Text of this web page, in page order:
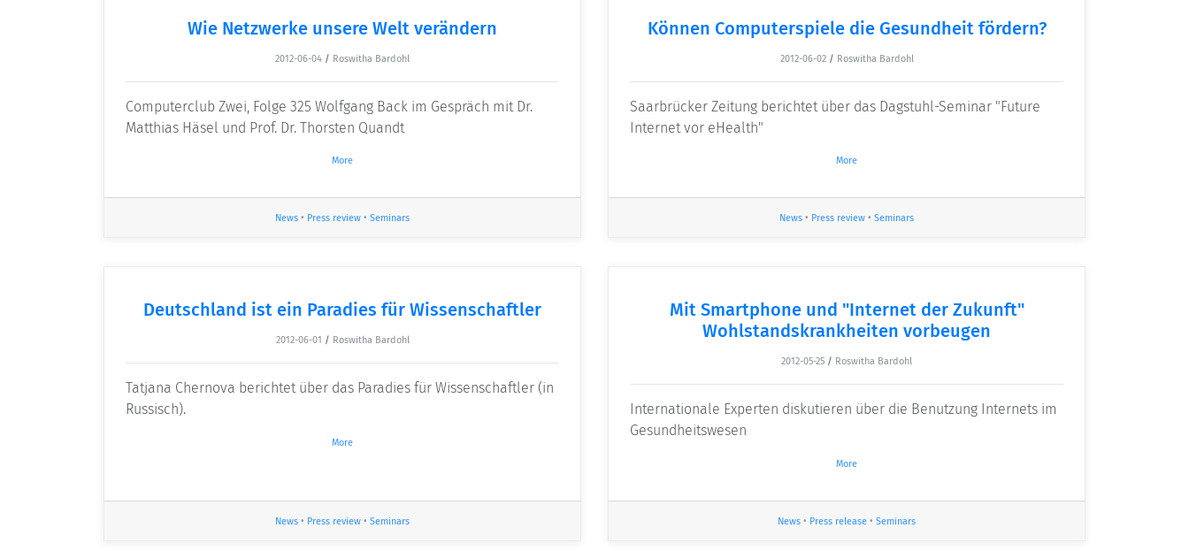
Wie Netzwerke unsere Welt verändern
2012-06-04 / Roswitha Bardohl
Computerclub Zwei, Folge 325 Wolfgang Back im Gespräch mit Dr.
Matthias Häsel und Prof. Dr. Thorsten Quandt
More
News • Press review • Seminars
Können Computerspiele die Gesundheit fördern?
2012-06-02 / Roswitha Bardohl
Saarbrücker Zeitung berichtet über das Dagstuhl-Seminar "Future
Internet vor eHealth"
More
News • Press review • Seminars
Deutschland ist ein Paradies für Wissenschaftler
2012-06-01 / Roswitha Bardohl
Tatjana Chernova berichtet über das Paradies für Wissenschaftler (in
Russisch).
More
News • Press review • Seminars
Mit Smartphone und "Internet der Zukunft"
Wohlstandskrankheiten vorbeugen
2012-05-25 / Roswitha Bardohl
Internationale Experten diskutieren über die Benutzung Internets im
Gesundheitswesen
More
News • Press release • Seminars